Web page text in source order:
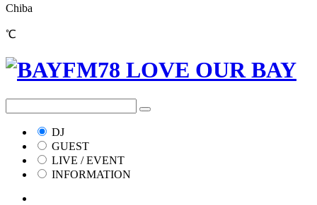
Chiba
℃
DJ
GUEST
LIVE / EVENT
INFORMATION